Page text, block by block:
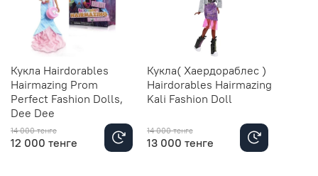
Кукла Hairdorables
Hairmazing Prom
Perfect Fashion Dolls,
Dee Dee
14 000 тенге
12 000 тенге
Кукла( Хаердораблес )
Hairdorables Hairmazing
Kali Fashion Doll
14 000 тенге
13 000 тенге